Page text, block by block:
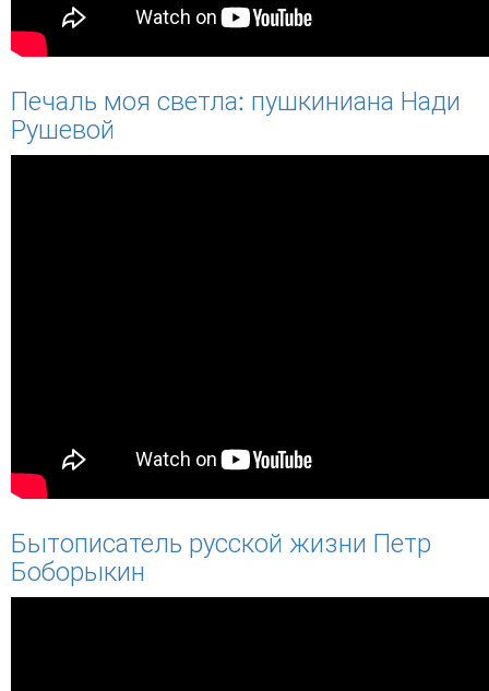
Печаль моя светла: пушкиниана Нади
Рушевой
Бытописатель русской жизни Петр
Боборыкин